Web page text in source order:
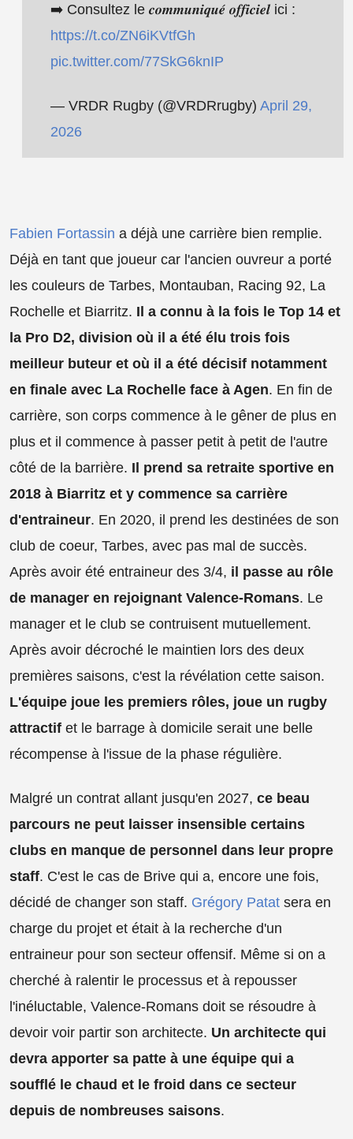
➡️ Consultez le 𝒄𝒐𝒎𝒎𝒖𝒏𝒊𝒒𝒖𝒆́ 𝒐𝒇𝒇𝒊𝒄𝒊𝒆𝒍 ici :
https://t.co/ZN6iKVtfGh
pic.twitter.com/77SkG6knIP
— VRDR Rugby (@VRDRrugby) April 29,
2026
Fabien Fortassin a déjà une carrière bien remplie.
Déjà en tant que joueur car l'ancien ouvreur a porté
les couleurs de Tarbes, Montauban, Racing 92, La
Rochelle et Biarritz. Il a connu à la fois le Top 14 et
la Pro D2, division où il a été élu trois fois
meilleur buteur et où il a été décisif notamment
en finale avec La Rochelle face à Agen. En fin de
carrière, son corps commence à le gêner de plus en
plus et il commence à passer petit à petit de l'autre
côté de la barrière. Il prend sa retraite sportive en
2018 à Biarritz et y commence sa carrière
d'entraineur. En 2020, il prend les destinées de son
club de coeur, Tarbes, avec pas mal de succès.
Après avoir été entraineur des 3/4, il passe au rôle
de manager en rejoignant Valence-Romans. Le
manager et le club se contruisent mutuellement.
Après avoir décroché le maintien lors des deux
premières saisons, c'est la révélation cette saison.
L'équipe joue les premiers rôles, joue un rugby
attractif et le barrage à domicile serait une belle
récompense à l'issue de la phase régulière.
Malgré un contrat allant jusqu'en 2027, ce beau
parcours ne peut laisser insensible certains
clubs en manque de personnel dans leur propre
staff. C'est le cas de Brive qui a, encore une fois,
décidé de changer son staff. Grégory Patat sera en
charge du projet et était à la recherche d'un
entraineur pour son secteur offensif. Même si on a
cherché à ralentir le processus et à repousser
l'inéluctable, Valence-Romans doit se résoudre à
devoir voir partir son architecte. Un architecte qui
devra apporter sa patte à une équipe qui a
soufflé le chaud et le froid dans ce secteur
depuis de nombreuses saisons.